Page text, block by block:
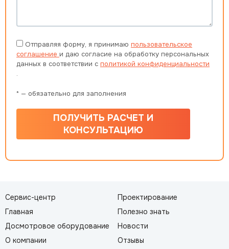
Отправляя форму, я принимаю пользовательское
соглашение и даю согласие на обработку персональных
данных в соответствии с политикой конфиденциальности
.
* — обязательно для заполнения
ПОЛУЧИТЬ РАСЧЕТ И
КОНСУЛЬТАЦИЮ
Сервис-центр
Главная
Досмотровое оборудование
О компании
Проектирование
Полезно знать
Новости
Отзывы